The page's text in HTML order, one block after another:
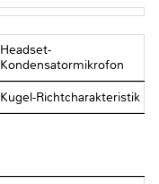
Headset-
Kondensatormikrofon
Kugel-Richtcharakteristik